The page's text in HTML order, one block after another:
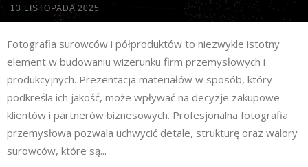
13 LISTOPADA 2025
Fotografia surowców i półproduktów to niezwykle istotny
element w budowaniu wizerunku firm przemysłowych i
produkcyjnych. Prezentacja materiałów w sposób, który
podkreśla ich jakość, może wpływać na decyzje zakupowe
klientów i partnerów biznesowych. Profesjonalna fotografia
przemysłowa pozwala uchwycić detale, strukturę oraz walory
surowców, które są...